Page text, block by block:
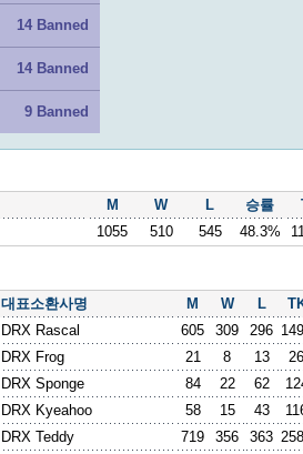
14 Banned
14 Banned
9 Banned
M W L 승률
1055 510 545 48.3%
대표소환사명 M W L
DRX Rascal 605 309 296
DRX Frog 21 8 13 26
DRX Sponge 84 22 62
DRX Kyeahoo 58 15 43
DRX Teddy 719 356 363